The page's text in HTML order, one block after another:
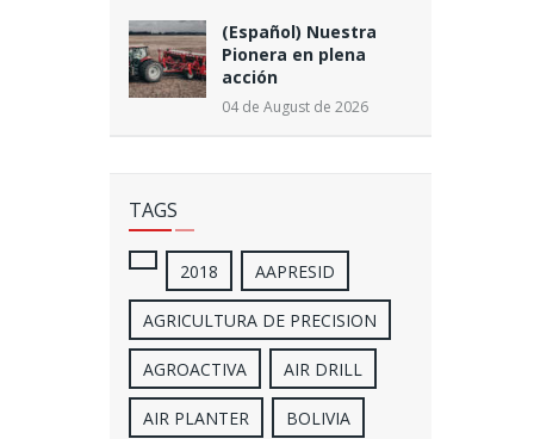
(Español) Nuestra
Pionera en plena
acción
04 de August de 2026
TAGS
2018 AAPRESID
AGRICULTURA DE PRECISION
AGROACTIVA AIR DRILL
AIR PLANTER BOLIVIA